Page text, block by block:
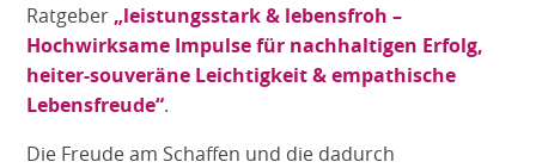
Ratgeber „leistungsstark & lebensfroh –
Hochwirksame Impulse für nachhaltigen Erfolg,
heiter-souveräne Leichtigkeit & empathische
Lebensfreude“.
Die Freude am Schaffen und die dadurch